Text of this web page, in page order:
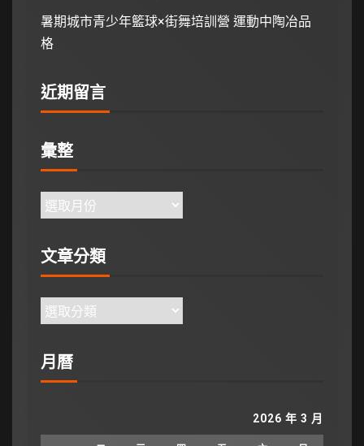
暑期城市青少年籃球×街舞培訓營 運動中陶冶品
格
近期留言
彙整
文章分類
月曆
2026 年 3 月